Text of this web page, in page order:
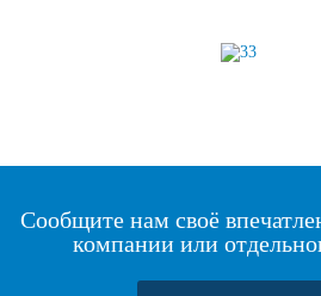
Сообщите нам своё
компании или